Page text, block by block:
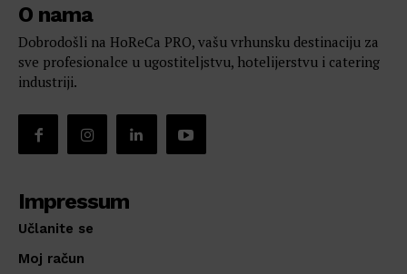
O nama
Dobrodošli na HoReCa PRO, vašu vrhunsku destinaciju za
sve profesionalce u ugostiteljstvu, hotelijerstvu i catering
industriji.
Impressum
Učlanite se
Moj račun